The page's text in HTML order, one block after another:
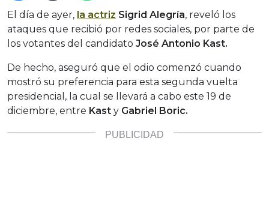
El día de ayer, la actriz Sigrid Alegría, reveló los
ataques que recibió por redes sociales, por parte de
los votantes del candidato José Antonio Kast.
De hecho, aseguró que el odio comenzó cuando
mostró su preferencia para esta segunda vuelta
presidencial, la cual se llevará a cabo este 19 de
diciembre, entre Kast y Gabriel Boric.